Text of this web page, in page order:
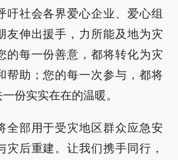
吁社会各界爱心企业、爱心组
友伸出援手，力所能及地为灾
的每一份善意，都将转化为灾
帮助；您的每一次参与，都将
份实实在在的温暖。
全部用于受灾地区群众应急安
灾后重建。让我们携手同行，